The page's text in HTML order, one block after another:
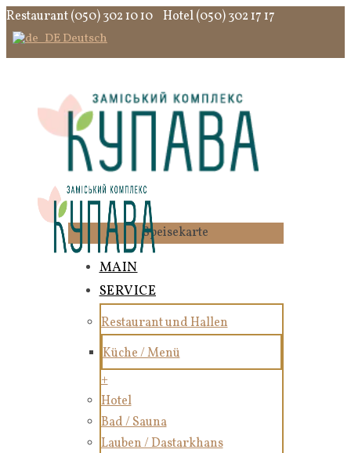
Restaurant (050) 302 10 10 Hotel (050) 302 17 17
Deutsch
Speisekarte
MAIN
SERVICE
Restaurant und Hallen
Küche / Menü
+
Hotel
Bad / Sauna
Lauben / Dastarkhans